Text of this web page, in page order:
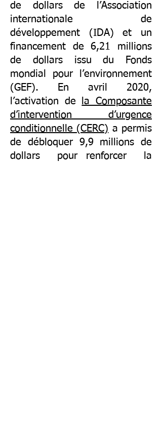
de dollars de l’Association
internationale de
développement (IDA) et un
financement de 6,21 millions
de dollars issu du Fonds
mondial pour l’environnement
(GEF). En avril 2020,
l’activation de
la Composante
d’intervention d’urgence
conditionnelle (CERC) a permis
de débloquer 9,9 millions de
dollars pour renforcer la